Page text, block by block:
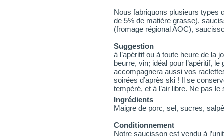
Nous fabriquons plusieurs types
de 5% de matière grasse),
(fromage régional AOC),
Suggestion
à l’apéritif ou à toute heure de la
beurre, vin; idéal pour l’apéritif,
accompagnera aussi vos
soirées d’après ski ! Il se
tempéré, et à l’air libre. Ne pas
Ingrédients
Maigre de porc, sel, sucres,
Conditionnement
Notre saucisson est vendu à